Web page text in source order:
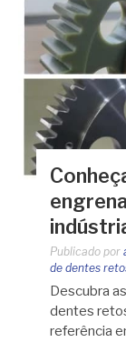
Publicado por
de dentes
Descubra
dentes
referência